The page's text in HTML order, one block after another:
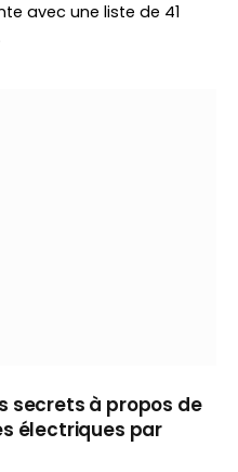
avec une liste de 41
secrets à propos de
électriques par